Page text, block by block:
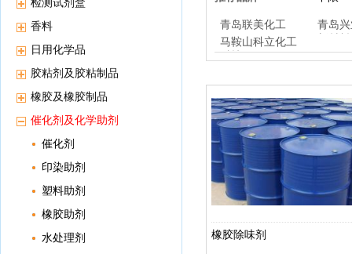
香料
日用化学品
胶粘剂及胶粘制品
橡胶及橡胶制品
催化剂及化学助剂
催化剂
印染助剂
塑料助剂
橡胶助剂
水处理剂
青岛联美化工
青岛
马鞍山科立化工
科技
橡胶除味剂